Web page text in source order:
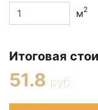
м2
Итоговая
51.8 руб.